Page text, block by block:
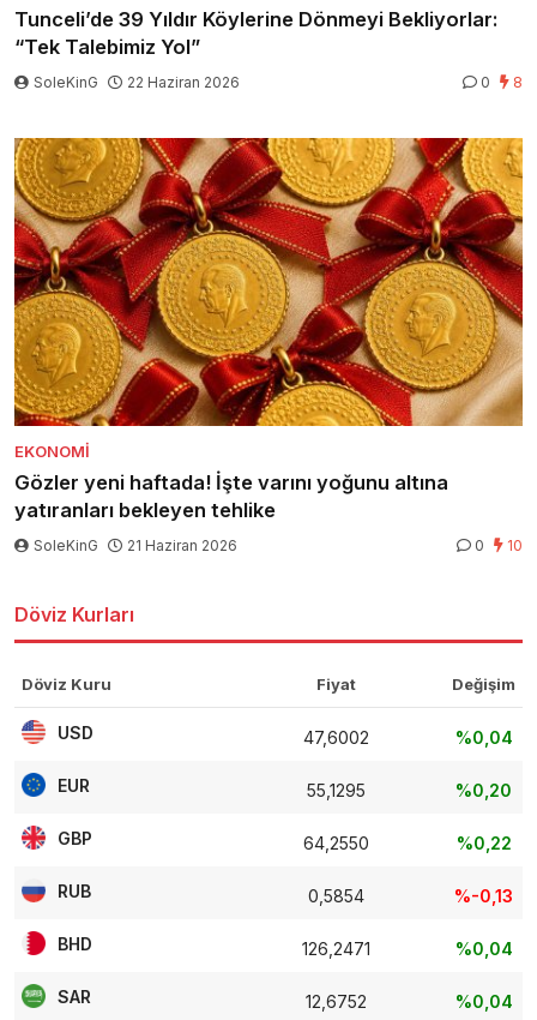
Tunceli’de 39 Yıldır Köylerine Dönmeyi Bekliyorlar:
“Tek Talebimiz Yol”
SoleKinG 22 Haziran 2026 0 8
EKONOMI
Gözler yeni haftada! İşte varını yoğunu altına
yatıranları bekleyen tehlike
SoleKinG 21 Haziran 2026 0 10
Döviz Kurları
Döviz Kuru Fiyat Değişim
USD 47,6002 %0,04
EUR 55,1295 %0,20
GBP 64,2550 %0,22
RUB 0,5854 %-0,13
BHD 126,2471 %0,04
SAR 12,6752 %0,04